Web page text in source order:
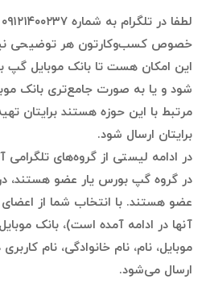
خصوص کسب‌وکارتون هر توضیحی
این امکان هست تا بانک موبایل گپ
شود و یا به صورت جامع‌تری بانک
مرتبط با این حوزه هستند برایتان
برایتان ارسال شود.
در ادامه لیستی از گروه‌های
در گروه گپ بورس یار عضو هستند، در
عضو هستند. با انتخاب شما از
آنها در ادامه آمده است)، بانک
موبایل، نام، نام خانوادگی، نام
ارسال می‌شود.